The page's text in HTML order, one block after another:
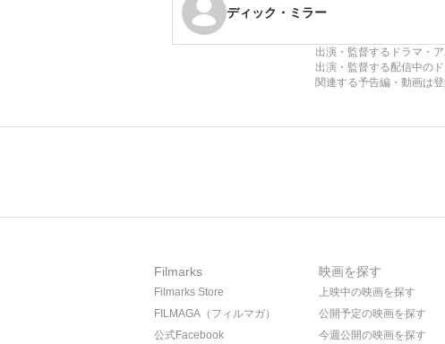
ディック・ミラー
出演・監督するドラマ・
出演・監督する配信中の
関連する予告編・動画は登
Filmarks
Filmarks Store
FILMAGA（フィルマガ）
公式Facebook
映画を探す
上映中の映画を探す
公開予定の映画を探す
今週公開の映画を探す